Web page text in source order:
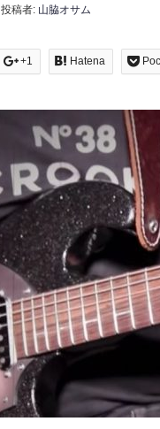
投稿者: 山脇オサム
+1 Hatena